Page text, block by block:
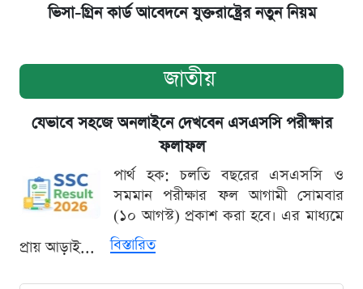
ভিসা-গ্রিন কার্ড আবেদনে যুক্তরাষ্ট্রের নতুন নিয়ম
জাতীয়
যেভাবে সহজে অনলাইনে দেখবেন এসএসসি পরীক্ষার
ফলাফল
পার্থ হক: চলতি বছরের এসএসসি ও
সমমান পরীক্ষার ফল আগামী সোমবার
(১০ আগস্ট) প্রকাশ করা হবে। এর মাধ্যমে
প্রায় আড়াই...
বিস্তারিত